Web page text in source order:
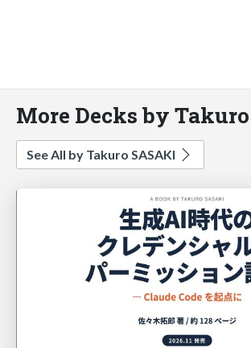
More Decks by
See All by Takuro SASAKI